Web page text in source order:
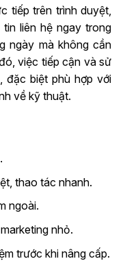
tiếp trên trình duyệt,
liên hệ ngay trong
ngày mà không cần
việc tiếp cận và sử
đặc biệt phù hợp với
về kỹ thuật.
thao tác nhanh.
ngoài.
nhỏ.
trước khi nâng cấp.